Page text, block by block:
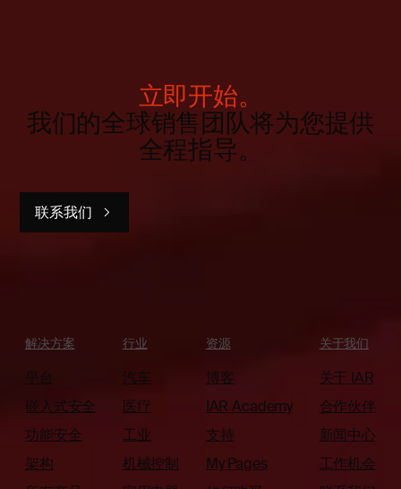
立即开始。
我们的全球销售团队将为您提供
全程指导。
联系我们
解决方案
平台
嵌入式安全
功能安全
架构
行业
汽车
医疗
工业
机械控制
资源
博客
IAR Academy
支持
My Pages
关于我们
关于 IAR
合作伙伴
新闻中心
工作机会